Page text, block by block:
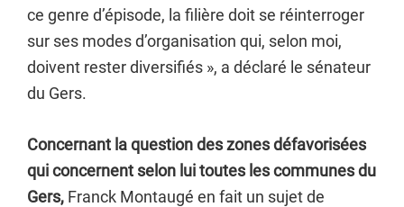
ce genre d’épisode, la filière doit se réinterroger
sur ses modes d’organisation qui, selon moi,
doivent rester diversifiés », a déclaré le sénateur
du Gers.
Concernant la question des zones défavorisées
qui concernent selon lui toutes les communes du
Gers, Franck Montaugé en fait un sujet de